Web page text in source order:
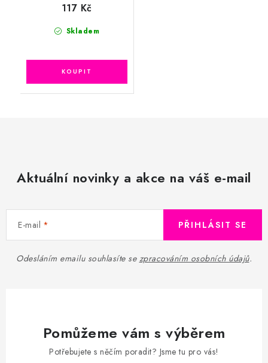
Skladem
117 Kč
Aktuální novinky a akce na váš e-mail
E-mail
Odesláním emailu souhlasíte se zpracováním osobních údajů.
PŘIHLÁSIT SE
Pomůžeme vám s výběrem
Potřebujete s něčím poradit? Jsme tu pro vás!